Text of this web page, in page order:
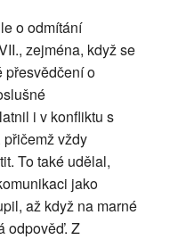
o odmítání
zejména, když se
přesvědčení o
i v konfliktu s
vždy
To také udělal,
jako
až když na marné
odpověď. Z